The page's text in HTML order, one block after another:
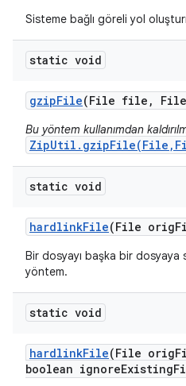
Sisteme bağlı göreli yol
static void
gzipFile(File file ,
Bu yöntem kullanımdan
static void
hardlinkFile(File orig
Bir dosyayı başka bir dosyaya
yöntem.
static void
hardlinkFile(File orig
boolean ignoreExisting